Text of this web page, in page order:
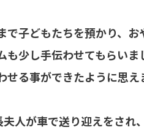
子どもたちを預かり、
少し手伝わせてもらい
る事ができたように思え
人が車で送り迎えをされ